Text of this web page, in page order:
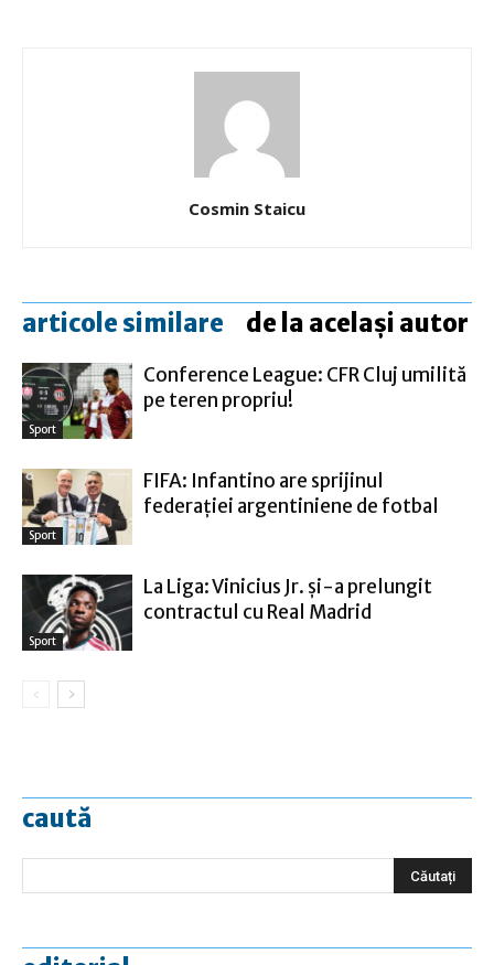
Cosmin Staicu
articole similare de la același autor
Sport
Conference League: CFR Cluj umilită
pe teren propriu!
Sport
FIFA: Infantino are sprijinul
federaţiei argentiniene de fotbal
Sport
La Liga: Vinicius Jr. şi-a prelungit
contractul cu Real Madrid
caută